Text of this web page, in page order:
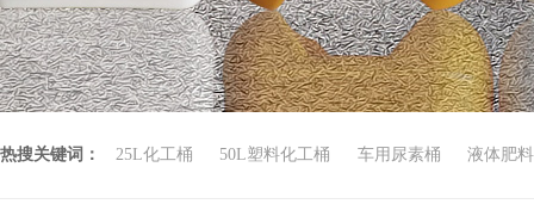
热搜关键词： 25L化工桶 50L塑料化工桶 车用尿素桶 液体肥